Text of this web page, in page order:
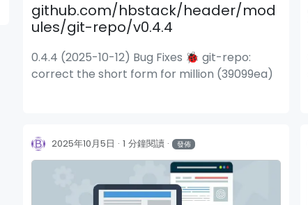
github.com/hbstack/header/mod
ules/git-repo/v0.4.4
0.4.4 (2025-10-12) Bug Fixes 🐞 git-repo:
correct the short form for million (39099ea)
2025年10月5日 1 分鐘閱讀 發佈